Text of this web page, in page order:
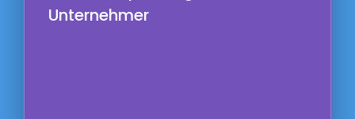
Unternehmer